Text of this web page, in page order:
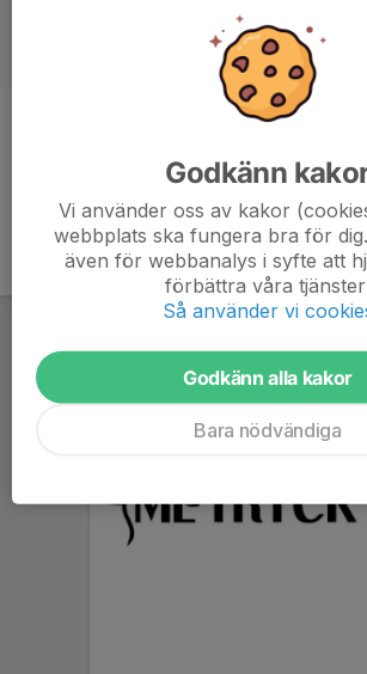
Godkänn
Vi använder oss av kakor
webbplats ska fungera bra för
även för webbanalys i syfte att
förbättra våra
Så använder vi
Godkänn alla kakor
Bara nödvändiga